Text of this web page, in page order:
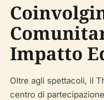
Impatto
Oltre agli spettacoli, il
centro di